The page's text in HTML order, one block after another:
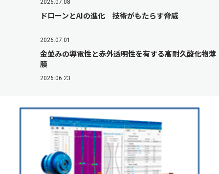
2026.07.08
ドローンとAIの進化 技術がもたらす脅威
2026.07.01
金並みの導電性と赤外透明性を有する高耐久酸化物薄
膜
2026.06.23